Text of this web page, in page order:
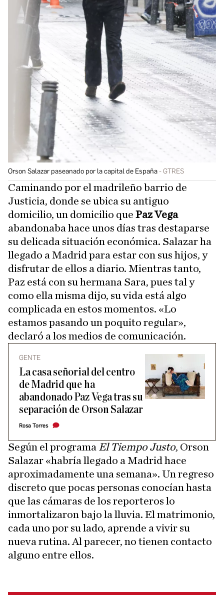
Orson Salazar paseanado por la capital de España GTRES
Caminando por el madrileño barrio de
Justicia, donde se ubica su antiguo
domicilio, un domicilio que Paz Vega
abandonaba hace unos días tras destaparse
su delicada situación económica. Salazar ha
llegado a Madrid para estar con sus hijos, y
disfrutar de ellos a diario. Mientras tanto,
Paz está con su hermana Sara, pues tal y
como ella misma dijo, su vida está algo
complicada en estos momentos. «Lo
estamos pasando un poquito regular»,
declaró a los medios de comunicación.
GENTE
La casa señorial del centro
de Madrid que ha
abandonado Paz Vega tras su
separación de Orson Salazar
Rosa Torres
Según el programa El Tiempo Justo, Orson
Salazar «habría llegado a Madrid hace
aproximadamente una semana». Un regreso
discreto que pocas personas conocían hasta
que las cámaras de los reporteros lo
inmortalizaron bajo la lluvia. El matrimonio,
cada uno por su lado, aprende a vivir su
nueva rutina. Al parecer, no tienen contacto
alguno entre ellos.